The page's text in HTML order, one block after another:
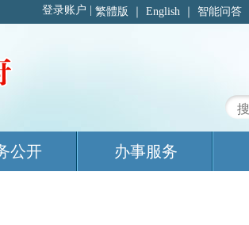
繁體版 English 智能问答
公开 办事服务